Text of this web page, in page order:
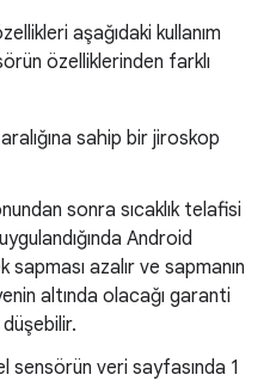
aşağıdaki kullanım
özelliklerinden farklı
sahip bir jiroskop
sonra sıcaklık telafisi
Android
azalır ve sapmanın
altında olacağı garanti
sensörün veri sayfasında 1